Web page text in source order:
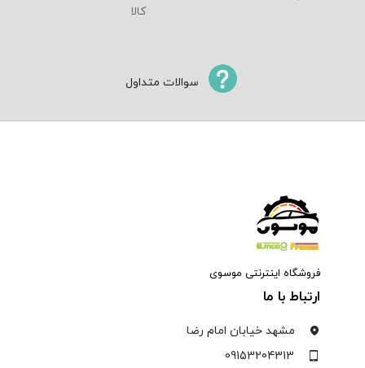
سوالات متداول
فروشگاه اینترنتی موسوی
ارتباط با ما
مشهد خیابان امام رضا
09153204313